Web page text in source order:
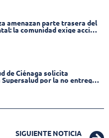
amenazan parte trasera del
la comunidad exige acción
de Ciénaga solicita
por la no entrega
las EPS
SIGUIENTE NOTICIA